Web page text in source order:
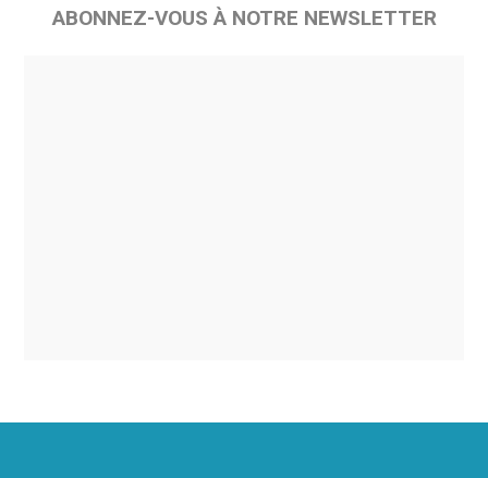
ABONNEZ-VOUS À NOTRE NEWSLETTER